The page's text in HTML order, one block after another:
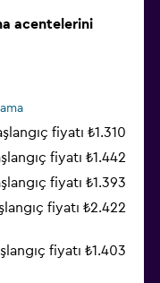
acentelerini
fiyatı ₺1.310
fiyatı ₺1.442
fiyatı ₺1.393
fiyatı ₺2.422
fiyatı ₺1.403